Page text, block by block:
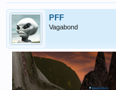
PFF
Vagabond